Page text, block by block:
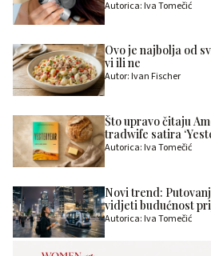
Autorica: Iva Tomečić
Ovo je najbolja od
vi ili ne
Autor: Ivan Fischer
Što upravo čitaju
tradwife satira
Autorica: Iva Tomečić
Novi trend:
vidjeti budućnost
Autorica: Iva Tomečić